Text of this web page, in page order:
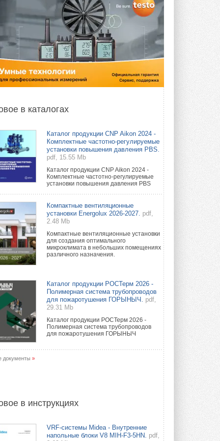
в каталогах
Каталог продукции CNP Aikon 2024 -
Комплектные частотно-регулируемые
установки повышения давления PBS.
pdf, 15.55 Mb
Каталог продукции CNP Aikon 2024 -
Комплектные частотно-регулируемые
установки повышения давления PBS
Компактные вентиляционные
установки Energolux 2026-2027. pdf,
2.48 Mb
Компактные вентиляционные установки
для создания оптимального
микроклимата в небольших помещениях
различного назначения.
Каталог продукции РОСТерм 2026 -
Полимерная система трубопроводов
для пожаротушения ГОРЫНЫЧ.
pdf,
29.31 Mb
Каталог продукции РОСТерм 2026 -
Полимерная система трубопроводов
для пожаротушения ГОРЫНЫЧ
документы »
в инструкциях
VRF-системы Midea - Внутренние
напольные блоки V8 MIH-F3-5HN. pdf,